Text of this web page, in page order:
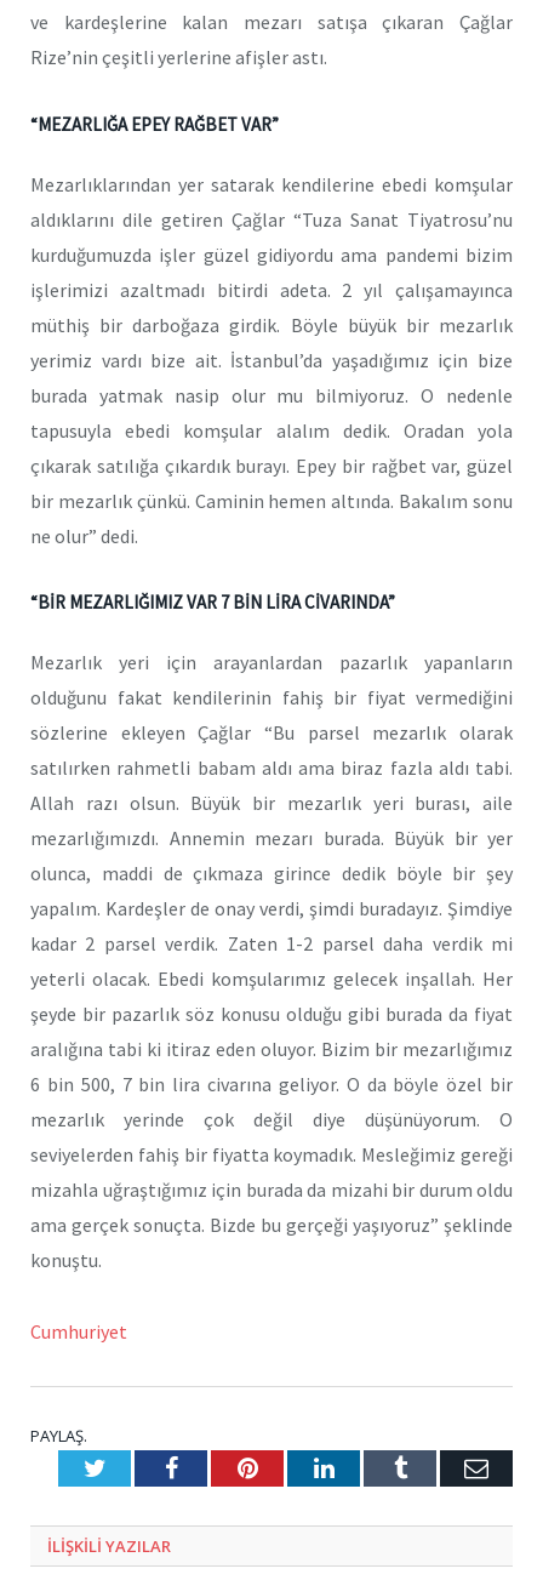
ve kardeşlerine kalan mezarı satışa çıkaran Çağlar
Rize’nin çeşitli yerlerine afişler astı.
“MEZARLIĞA EPEY RAĞBET VAR”
Mezarlıklarından yer satarak kendilerine ebedi komşular
aldıklarını dile getiren Çağlar “Tuza Sanat Tiyatrosu’nu
kurduğumuzda işler güzel gidiyordu ama pandemi bizim
işlerimizi azaltmadı bitirdi adeta. 2 yıl çalışamayınca
müthiş bir darboğaza girdik. Böyle büyük bir mezarlık
yerimiz vardı bize ait. İstanbul’da yaşadığımız için bize
burada yatmak nasip olur mu bilmiyoruz. O nedenle
tapusuyla ebedi komşular alalım dedik. Oradan yola
çıkarak satılığa çıkardık burayı. Epey bir rağbet var, güzel
bir mezarlık çünkü. Caminin hemen altında. Bakalım sonu
ne olur” dedi.
“BİR MEZARLIĞIMIZ VAR 7 BİN LİRA CİVARINDA”
Mezarlık yeri için arayanlardan pazarlık yapanların
olduğunu fakat kendilerinin fahiş bir fiyat vermediğini
sözlerine ekleyen Çağlar “Bu parsel mezarlık olarak
satılırken rahmetli babam aldı ama biraz fazla aldı tabi.
Allah razı olsun. Büyük bir mezarlık yeri burası, aile
mezarlığımızdı. Annemin mezarı burada. Büyük bir yer
olunca, maddi de çıkmaza girince dedik böyle bir şey
yapalım. Kardeşler de onay verdi, şimdi buradayız. Şimdiye
kadar 2 parsel verdik. Zaten 1-2 parsel daha verdik mi
yeterli olacak. Ebedi komşularımız gelecek inşallah. Her
şeyde bir pazarlık söz konusu olduğu gibi burada da fiyat
aralığına tabi ki itiraz eden oluyor. Bizim bir mezarlığımız
6 bin 500, 7 bin lira civarına geliyor. O da böyle özel bir
mezarlık yerinde çok değil diye düşünüyorum. O
seviyelerden fahiş bir fiyatta koymadık. Mesleğimiz gereği
mizahla uğraştığımız için burada da mizahi bir durum oldu
ama gerçek sonuçta. Bizde bu gerçeği yaşıyoruz” şeklinde
konuştu.
Cumhuriyet
PAYLAŞ.
TwitterFacebookPinterestLinkedInTumblr E-
ILIŞKILI YAZILAR